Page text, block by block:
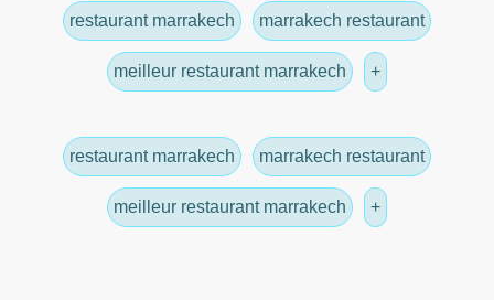
restaurant marrakech marrakech restaurant
meilleur restaurant marrakech +
restaurant marrakech marrakech restaurant
meilleur restaurant marrakech +